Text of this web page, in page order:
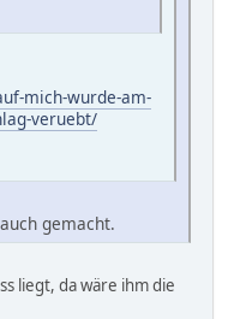
mich-wurde-am-
veruebt/
gemacht.
liegt, da wäre ihm die